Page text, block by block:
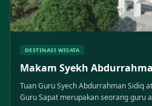
DESTINASI WISATA
Makam Syekh
Tuan Guru Syech Abdurrahman Sidiq
Guru Sapat merupakan seorang guru